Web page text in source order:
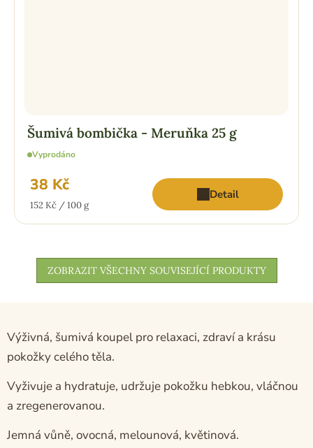
Šumivá bombička - Meruňka 25 g
Vyprodáno
38 Kč
Měrná
152 Kč / 100 g
Detail
ZOBRAZIT VŠECHNY SOUVISEJÍCÍ PRODUKTY
Výživná, šumivá koupel pro relaxaci, zdraví a krásu
pokožky celého těla.
Vyživuje a hydratuje, udržuje pokožku hebkou, vláčnou
a zregenerovanou.
Jemná vůně, ovocná, melounová, květinová.